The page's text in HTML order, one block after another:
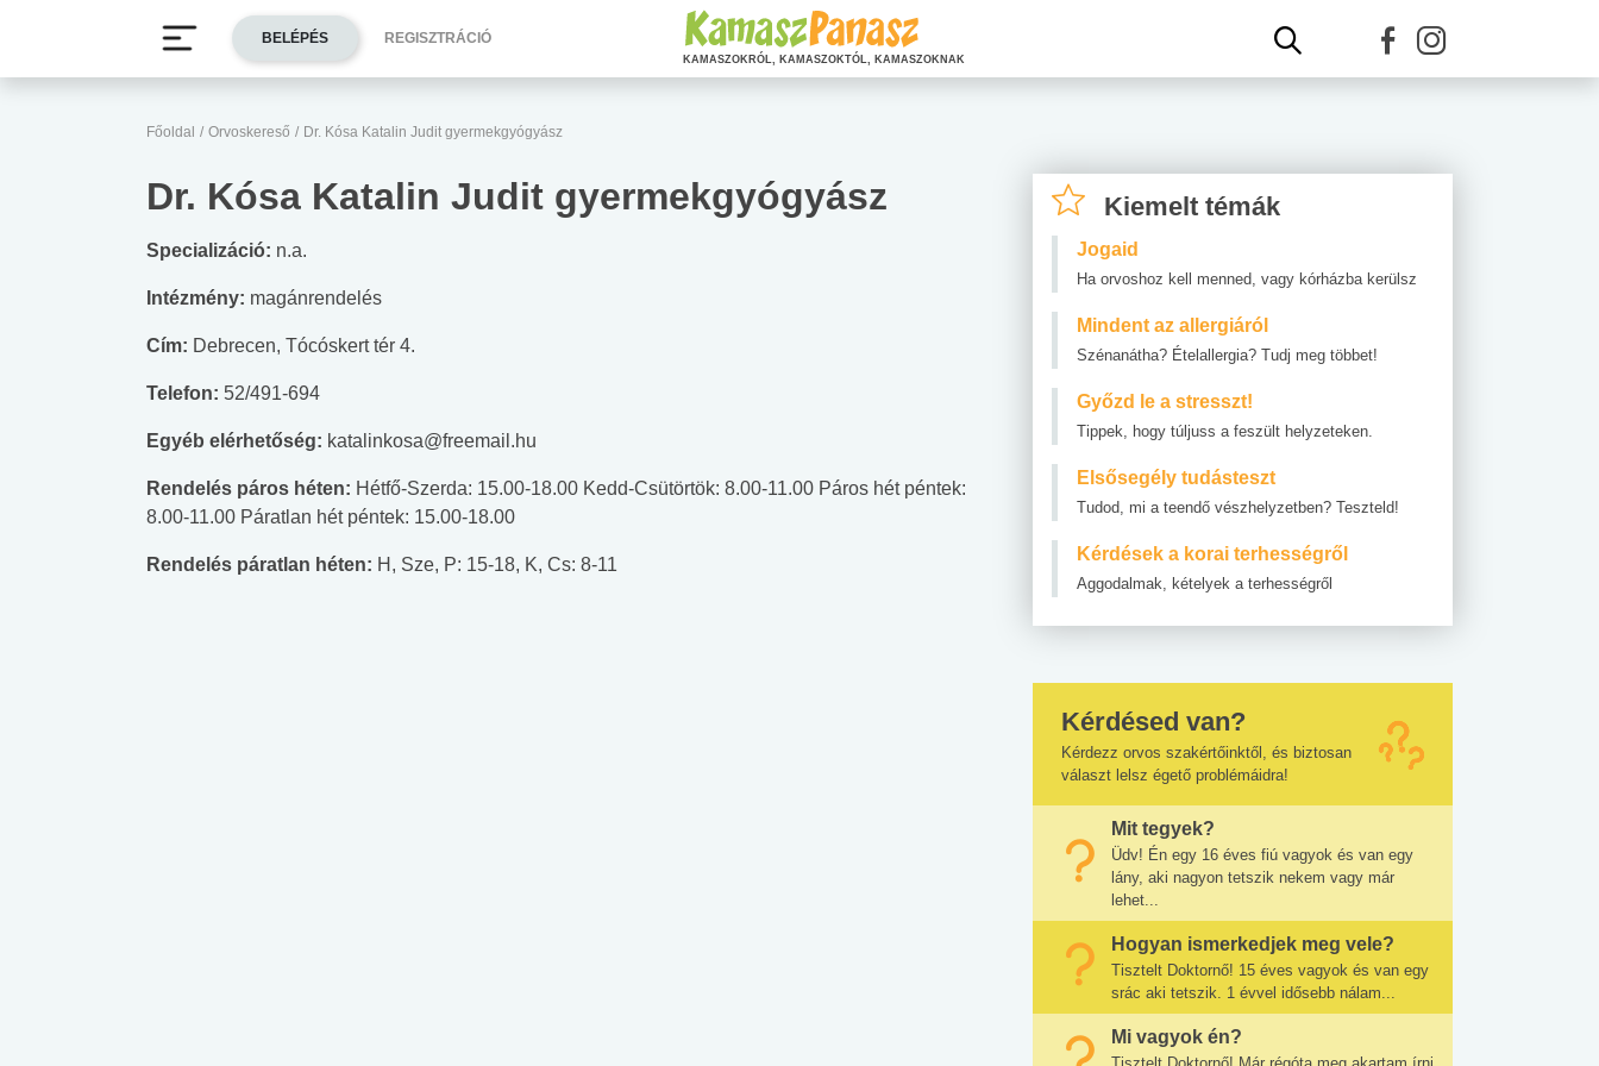
Főoldal / Orvoskereső / Dr. Kósa Katalin Judit gyermekgyógyász
Dr. Kósa Katalin Judit gyermekgyógyász
Specializáció: n.a.
Intézmény: magánrendelés
Cím: Debrecen, Tócóskert tér 4.
Telefon: 52/491-694
Egyéb elérhetőség: katalinkosa@freemail.hu
Rendelés páros héten: Hétfő-Szerda: 15.00-18.00 Kedd-Csütörtök: 8.00-11.00 Páros hét péntek:
8.00-11.00 Páratlan hét péntek: 15.00-18.00
Rendelés páratlan héten: H, Sze, P: 15-18, K, Cs: 8-11
Kiemelt témák
Jogaid
Ha orvoshoz kell menned, vagy kórházba kerülsz
Mindent az allergiáról
Szénanátha? Ételallergia? Tudj meg többet!
Győzd le a stresszt!
Tippek, hogy túljuss a feszült helyzeteken.
Elsősegély tudásteszt
Tudod, mi a teendő vészhelyzetben? Teszteld!
Kérdések a korai terhességről
Aggodalmak, kételyek a terhességről
Kérdésed van?
Kérdezz orvos szakértőinktől, és biztosan
választ lelsz égető problémáidra!
Mit tegyek?
Üdv! Én egy 16 éves fiú vagyok és van egy
lány, aki nagyon tetszik nekem vagy már
lehet...
Hogyan ismerkedjek meg vele?
Tisztelt Doktornő! 15 éves vagyok és van egy
srác aki tetszik. 1 évvel idősebb nálam...
Mi vagyok én?
BELÉPÉS REGISZTRÁCIÓ
KAMASZOKRÓL, KAMASZOKTÓL, KAMASZOKNAK